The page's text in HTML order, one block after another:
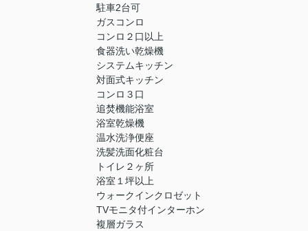
駐車2台可
ガスコンロ
コンロ２口以上
食器洗い乾燥機
システムキッチン
対面式キッチン
コンロ３口
追焚機能浴室
浴室乾燥機
温水洗浄便座
洗髪洗面化粧台
トイレ２ヶ所
浴室１坪以上
ウォークインクロゼット
TVモニタ付インターホン
複層ガラス